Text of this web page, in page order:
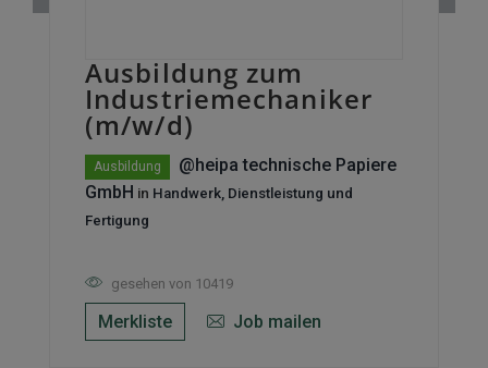
Ausbildung zum
Industriemechaniker
(m/w/d)
Ausbildung
@heipa technische Papiere
GmbH in Handwerk, Dienstleistung und
Fertigung
gesehen von 10419
Merkliste Job mailen